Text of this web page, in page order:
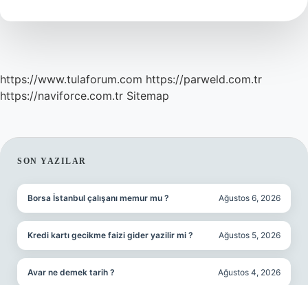
https://www.tulaforum.com https://parweld.com.tr
https://naviforce.com.tr Sitemap
SIDEBAR
SON YAZILAR
Borsa İstanbul çalışanı memur mu ? Ağustos 6, 2026
Kredi kartı gecikme faizi gider yazilir mi ? Ağustos 5, 2026
Avar ne demek tarih ? Ağustos 4, 2026